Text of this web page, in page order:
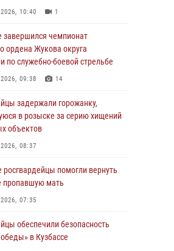
10:40 1
завершился чемпионат
ордена Жукова округа
по служебно-боевой стрельбе
09:38 14
задержали горожанку,
в розыске за серию хищений
объектов
08:37
росгвардейцы помогли вернуть
пропавшую мать
07:35
обеспечили безопасность
в Кузбассе